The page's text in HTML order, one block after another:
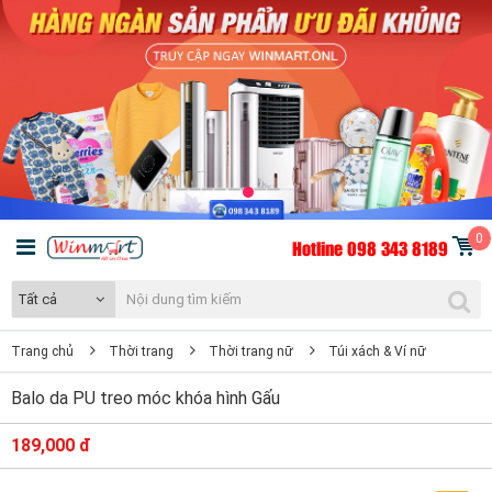
Hotline 098 343 8189 0
Tất cả
Trang chủ Thời trang Thời trang nữ Túi xách & Ví nữ
Balo da PU treo móc khóa hình Gấu
189,000 đ